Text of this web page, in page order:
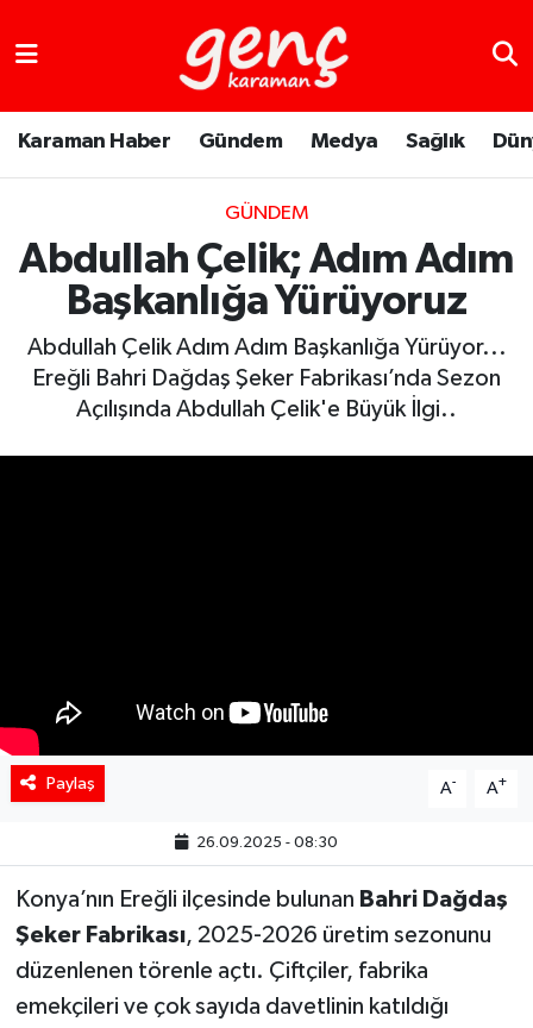
Karaman Haber Gündem Medya Sağlık
GÜNDEM
Abdullah Çelik; Adım Adım
Başkanlığa Yürüyoruz
Abdullah Çelik Adım Adım Başkanlığa Yürüyor...
Ereğli Bahri Dağdaş Şeker Fabrikası’nda Sezon
Açılışında Abdullah Çelik'e Büyük İlgi..
Paylaş A- A+
26.09.2025 - 08:30
Konya’nın Ereğli ilçesinde bulunan Bahri Dağdaş
Şeker Fabrikası, 2025-2026 üretim sezonunu
düzenlenen törenle açtı. Çiftçiler, fabrika
emekçileri ve çok sayıda davetlinin katıldığı